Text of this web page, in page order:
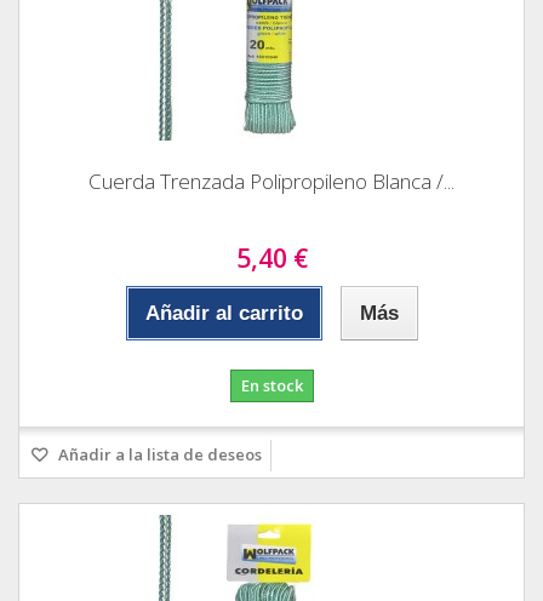
Cuerda Trenzada Polipropileno Blanca /...
5,40 €
Añadir al carrito Más
En stock
Añadir a la lista de deseos